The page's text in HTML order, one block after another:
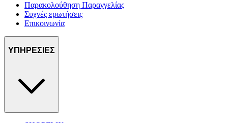
Παρακολούθηση Παραγγελίας
Συχνές ερωτήσεις
Επικοινωνία
ΥΠΗΡΕΣΙΕΣ